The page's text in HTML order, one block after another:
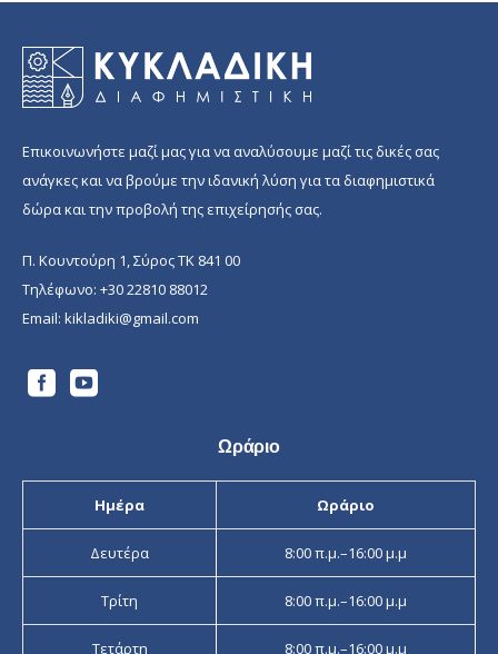
Επικοινωνήστε μαζί μας για να αναλύσουμε μαζί τις δικές σας
ανάγκες και να βρούμε την ιδανική λύση για τα διαφημιστικά
δώρα και την προβολή της επιχείρησής σας.
Π. Κουντούρη 1, Σύρος ΤΚ 841 00
Τηλέφωνο: +30 22810 88012
Email: kikladiki@gmail.com
Ωράριο
Ημέρα Ωράριο
Δευτέρα 8:00 π.μ.–16:00 μ.μ
Τρίτη 8:00 π.μ.–16:00 μ.μ
Τετάρτη 8:00 π.μ.–16:00 μ.μ